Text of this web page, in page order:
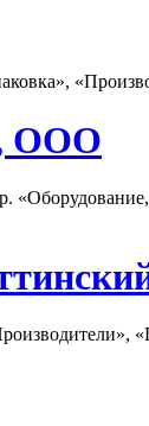
ООО